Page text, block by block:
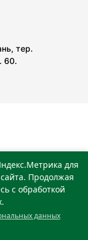
тер.
60.
для
Продолжая
с обработкой
данных